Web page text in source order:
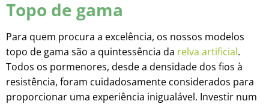
Topo de gama
Para quem procura a excelência, os nossos modelos
topo de gama são a quintessência da relva artificial.
Todos os pormenores, desde a densidade dos fios à
resistência, foram cuidadosamente considerados para
proporcionar uma experiência inigualável. Investir num